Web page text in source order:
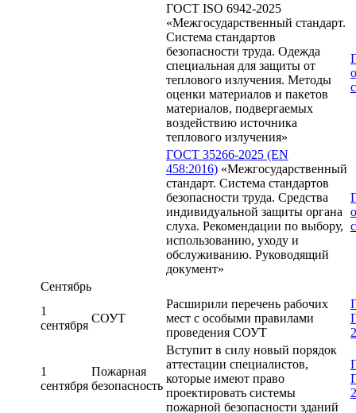
ГОСТ ISO 6942-2025
«Межгосударственный стандарт.
Система стандартов
безопасности труда. Одежда
специальная для защиты от
теплового излучения. Методы
оценки материалов и пакетов
материалов, подвергаемых
воздействию источника
теплового излучения»
ГОСТ 35266-2025 (EN
458:2016) «Межгосударственный
стандарт. Система стандартов
безопасности труда. Средства
индивидуальной защиты органа
слуха. Рекомендации по выбору,
использованию, уходу и
обслуживанию. Руководящий
документ»
Сентябрь
1
сентября
СОУТ
Расширили перечень рабочих
мест с особыми правилами
проведения СОУТ
1
сентября
Пожарная
безопасность
Вступит в силу новый порядок
аттестации специалистов,
которые имеют право
проектировать системы
пожарной безопасности зданий